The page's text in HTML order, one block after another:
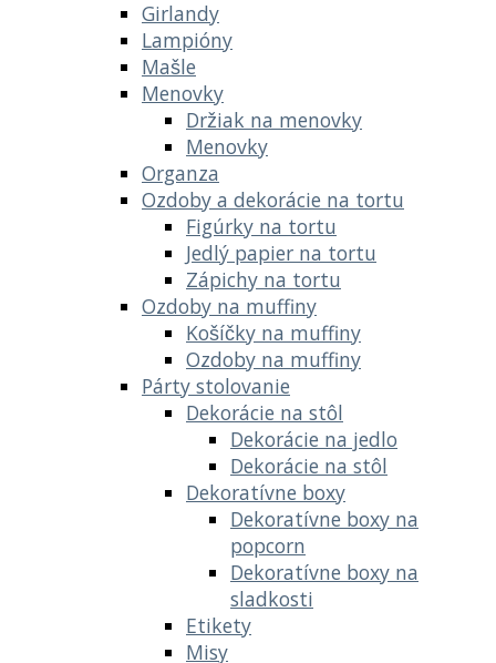
Girlandy
Lampióny
Mašle
Menovky
Držiak na menovky
Menovky
Organza
Ozdoby a dekorácie na tortu
Figúrky na tortu
Jedlý papier na tortu
Zápichy na tortu
Ozdoby na muffiny
Košíčky na muffiny
Ozdoby na muffiny
Párty stolovanie
Dekorácie na stôl
Dekorácie na jedlo
Dekorácie na stôl
Dekoratívne boxy
Dekoratívne boxy na
popcorn
Dekoratívne boxy na
sladkosti
Etikety
Misy